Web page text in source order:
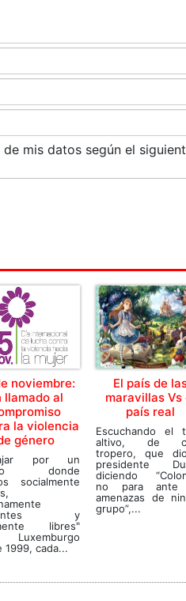
mis datos según el
noviembre:
llamado al
la violencia
género
por un
donde
socialmente
y
libres"
Luxemburgo
1999, cada...
El país de
maravillas Vs
país real
Escuchando el
altivo, de
tropero, que
presidente
diciendo
no para ante
amenazas de
grupo”,...